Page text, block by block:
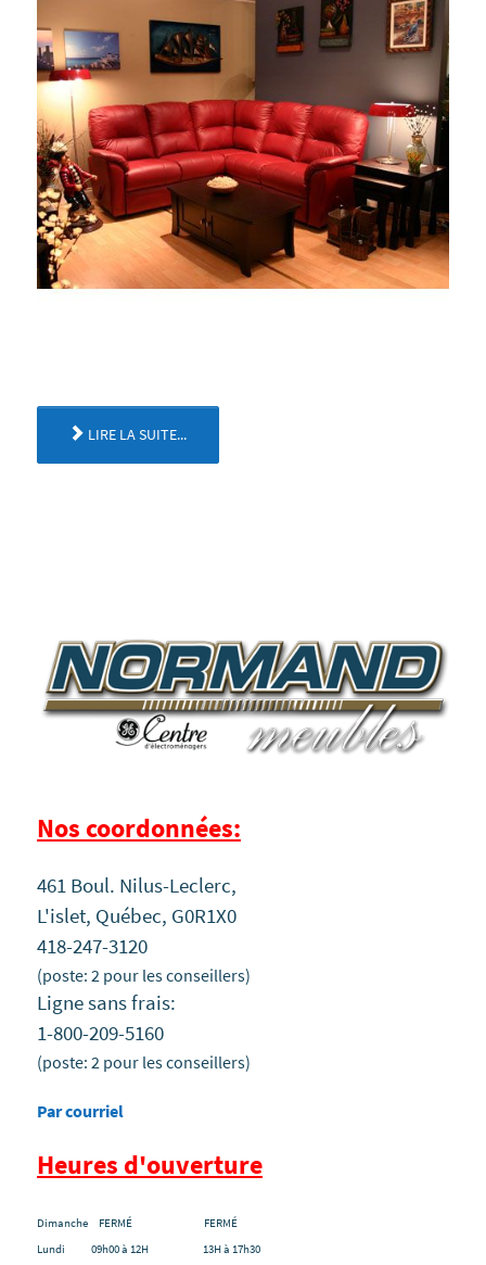
LIRE LA SUITE...
Nos coordonnées:
461 Boul. Nilus-Leclerc,
L'islet, Québec, G0R1X0
418-247-3120
(poste: 2 pour les conseillers)
Ligne sans frais:
1-800-209-5160
(poste: 2 pour les conseillers)
Par courriel
Heures d'ouverture
Dimanche FERMÉ FERMÉ
Lundi 09h00 à 12H 13H à 17h30